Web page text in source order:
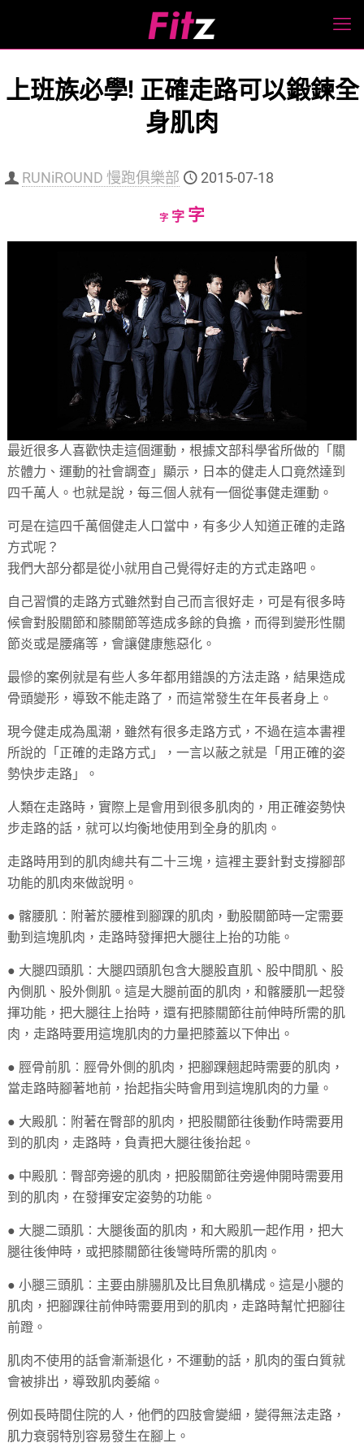
上班族必學! 正確走路可以鍛鍊全
身肌肉
RUNiROUND 慢跑俱樂部 2015-07-18
字Decrease
字Reset
字Increase
最近很多人喜歡快走這個運動，根據文部科學省所做的「關
於體力、運動的社會調查」顯示，日本的健走人口竟然達到
四千萬人。也就是說，每三個人就有一個從事健走運動。
可是在這四千萬個健走人口當中，有多少人知道正確的走路
方式呢？
我們大部分都是從小就用自己覺得好走的方式走路吧。
自己習慣的走路方式雖然對自己而言很好走，可是有很多時
候會對股關節和膝關節等造成多餘的負擔，而得到變形性關
節炎或是腰痛等，會讓健康態惡化。
最慘的案例就是有些人多年都用錯誤的方法走路，結果造成
骨頭變形，導致不能走路了，而這常發生在年長者身上。
現今健走成為風潮，雖然有很多走路方式，不過在這本書裡
所說的「正確的走路方式」，一言以蔽之就是「用正確的姿
勢快步走路」。
人類在走路時，實際上是會用到很多肌肉的，用正確姿勢快
步走路的話，就可以均衡地使用到全身的肌肉。
走路時用到的肌肉總共有二十三塊，這裡主要針對支撐腳部
功能的肌肉來做說明。
● 髂腰肌︰附著於腰椎到腳踝的肌肉，動股關節時一定需要
動到這塊肌肉，走路時發揮把大腿往上抬的功能。
● 大腿四頭肌︰大腿四頭肌包含大腿股直肌、股中間肌、股
內側肌、股外側肌。這是大腿前面的肌肉，和髂腰肌一起發
揮功能，把大腿往上抬時，還有把膝關節往前伸時所需的肌
肉，走路時要用這塊肌肉的力量把膝蓋以下伸出。
● 脛骨前肌︰脛骨外側的肌肉，把腳踝翹起時需要的肌肉，
當走路時腳著地前，抬起指尖時會用到這塊肌肉的力量。
● 大殿肌︰附著在臀部的肌肉，把股關節往後動作時需要用
到的肌肉，走路時，負責把大腿往後抬起。
● 中殿肌︰臀部旁邊的肌肉，把股關節往旁邊伸開時需要用
到的肌肉，在發揮安定姿勢的功能。
● 大腿二頭肌︰大腿後面的肌肉，和大殿肌一起作用，把大
腿往後伸時，或把膝關節往後彎時所需的肌肉。
● 小腿三頭肌︰主要由腓腸肌及比目魚肌構成。這是小腿的
肌肉，把腳踝往前伸時需要用到的肌肉，走路時幫忙把腳往
前蹬。
肌肉不使用的話會漸漸退化，不運動的話，肌肉的蛋白質就
會被排出，導致肌肉萎縮。
例如長時間住院的人，他們的四肢會變細，變得無法走路，
肌力衰弱特別容易發生在腳上。